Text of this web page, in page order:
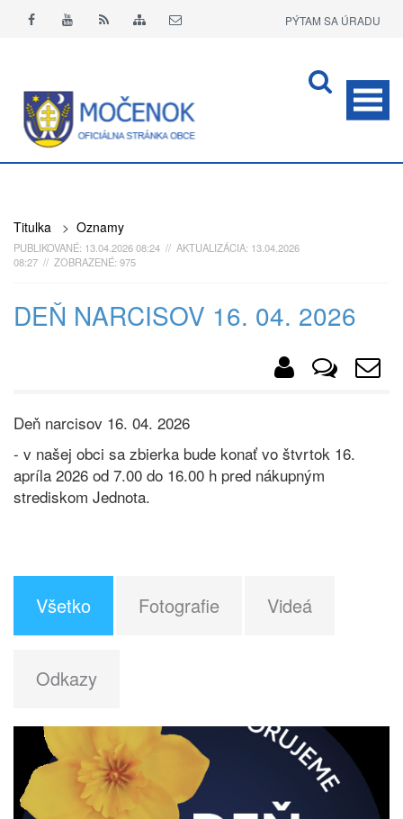
PÝTAM SA ÚRADU
Titulka > Oznamy
PUBLIKOVANÉ: 13.04.2026 08:24 // AKTUALIZÁCIA: 13.04.2026
08:27 // ZOBRAZENÉ: 975
DEŇ NARCISOV 16. 04. 2026
Deň narcisov 16. 04. 2026
- v našej obci sa zbierka bude konať vo štvrtok 16.
apríla 2026 od 7.00 do 16.00 h pred nákupným
strediskom Jednota.
Všetko Fotografie Videá
Odkazy